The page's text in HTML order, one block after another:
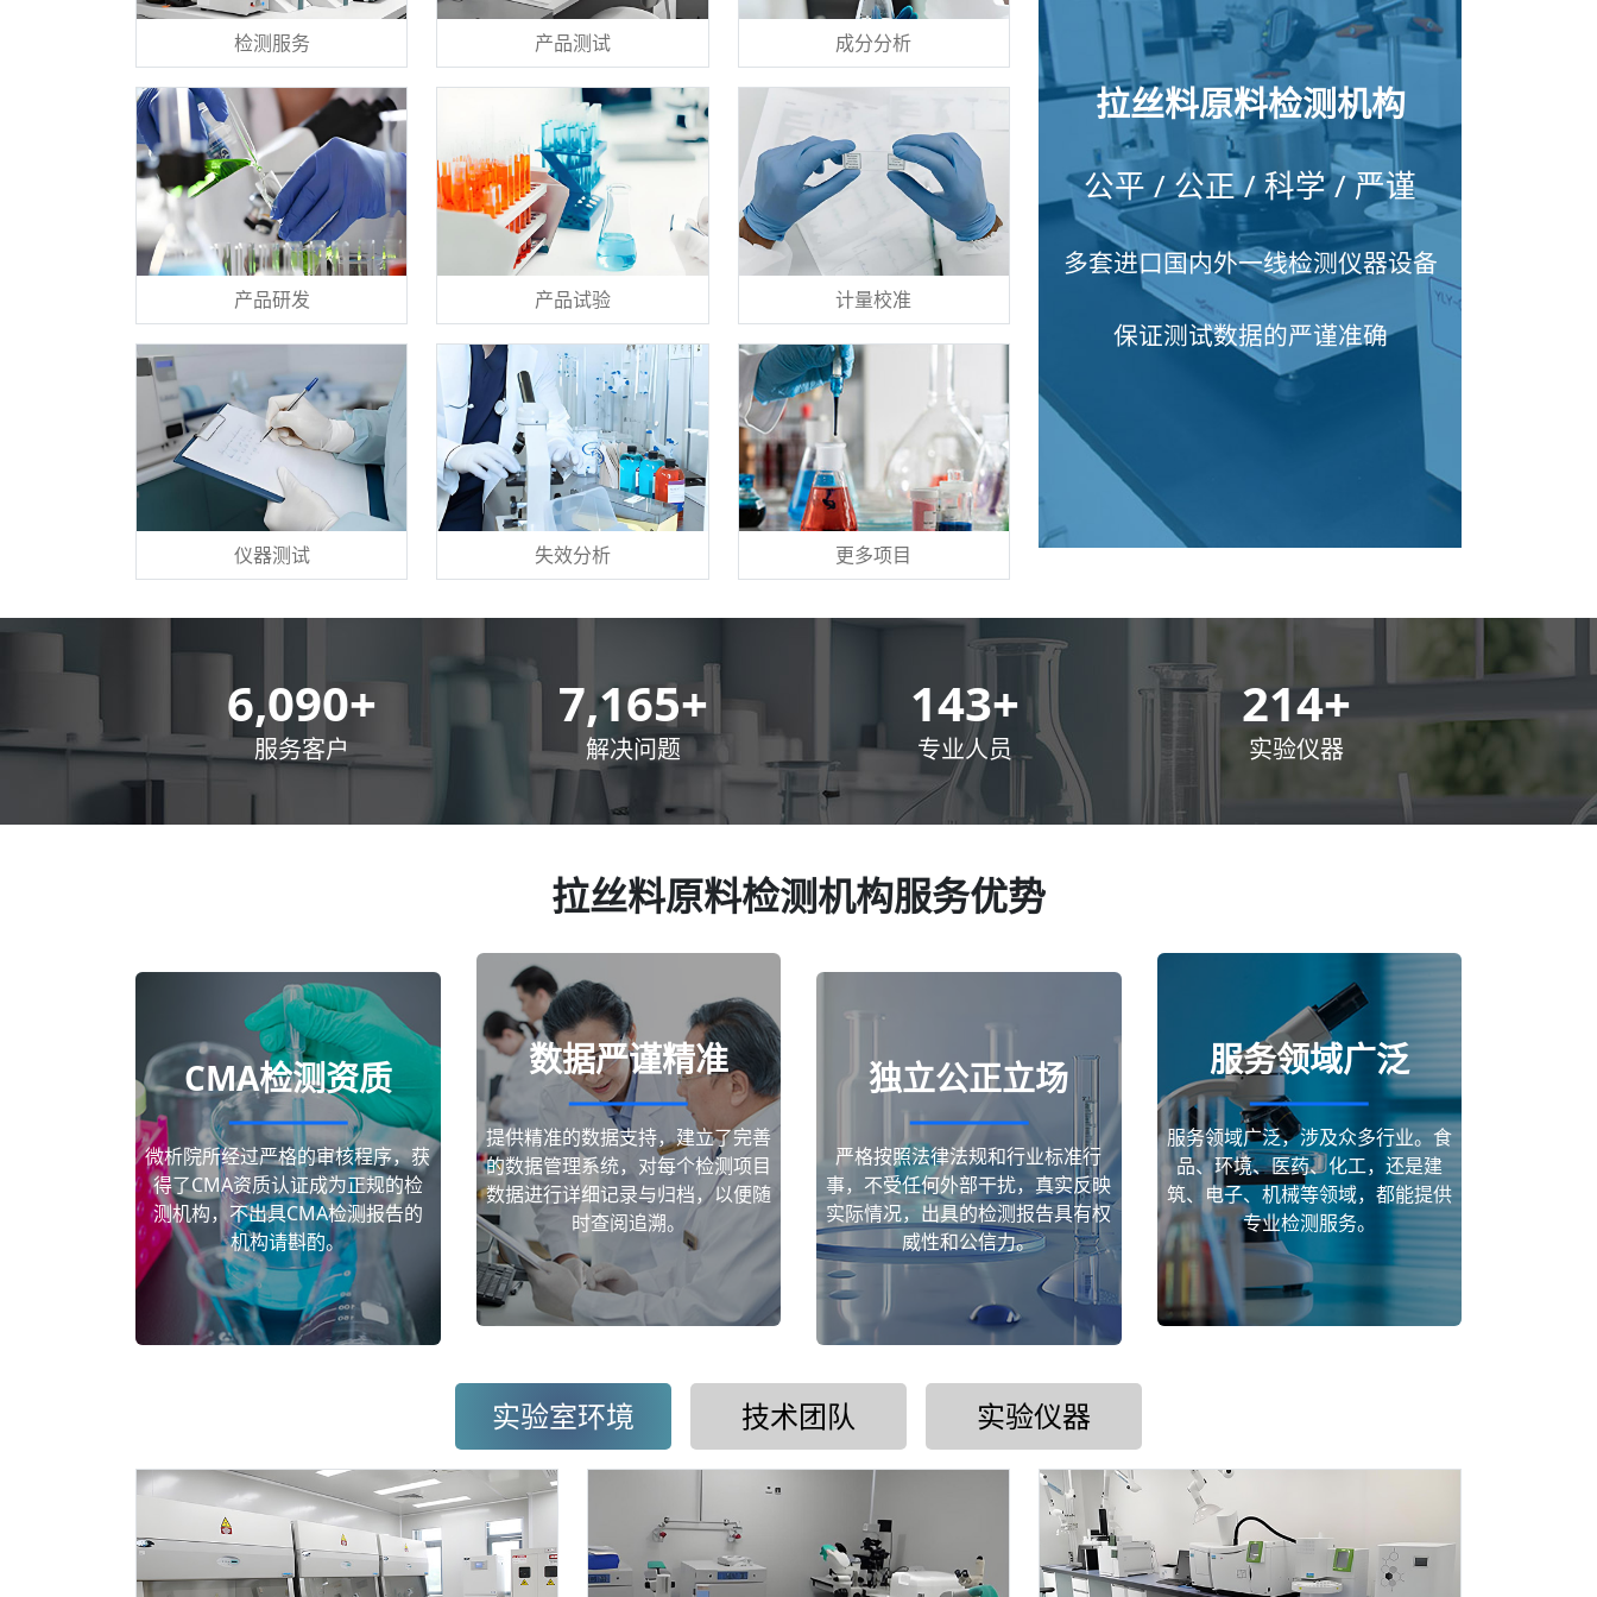
检测服务 产品测试 成分分析
产品研发 产品试验 计量校准
仪器测试 失效分析 更多项目
拉丝料原料检测机构
公平 / 公正 / 科学 / 严谨
多套进口国内外一线检测仪器设备
保证测试数据的严谨准确
8,500+
服务客户
10,000+
解决问题
200+
专业人员
300+
实验仪器
拉丝料原料检测机构服务优势
CMA检测资质
微析院所经过严格的审核程序，获
得了CMA资质认证成为正规的检
测机构，不出具CMA检测报告的
机构请斟酌。
数据严谨精准
提供精准的数据支持，建立了完善
的数据管理系统，对每个检测项目
数据进行详细记录与归档，以便随
时查阅追溯。
独立公正立场
严格按照法律法规和行业标准行
事，不受任何外部干扰，真实反映
实际情况，出具的检测报告具有权
威性和公信力。
服务领域广泛
服务领域广泛，涉及众多行业。食
品、环境、医药、化工，还是建
筑、电子、机械等领域，都能提供
专业检测服务。
实验室环境 技术团队 实验仪器